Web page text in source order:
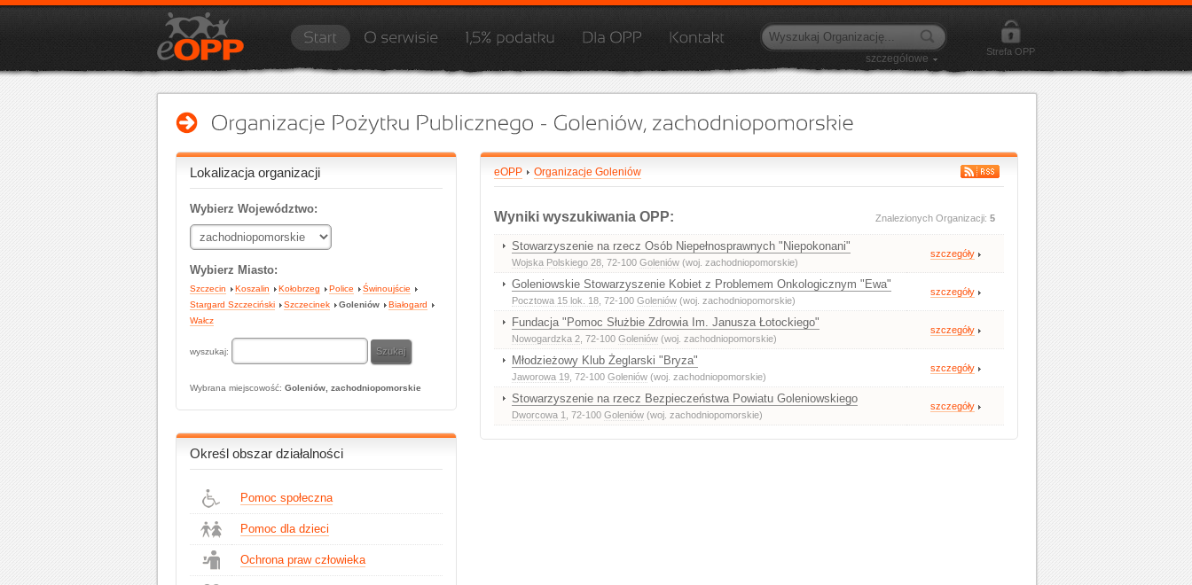
szczegółowe
Strefa OPP
Lokalizacja organizacji
Wybierz Województwo:
Wybierz Miasto:
Szczecin Koszalin Kołobrzeg Police
Świnoujście
Stargard Szczeciński
Szczecinek Goleniów
Białogard
Wałcz
wyszukaj:
Wybrana miejscowość: Goleniów, zachodniopomorskie
Określ obszar działalności
Pomoc społeczna
Pomoc dla dzieci
Ochrona praw człowieka
eOPP Organizacje Goleniów
Znalezionych Organizacji: 5
Wyniki wyszukiwania OPP:
Stowarzyszenie na rzecz Osób Niepełnosprawnych "Niepokonani"
Wojska Polskiego 28 , 72-100 Goleniów (woj. zachodniopomorskie)
szczegóły
Goleniowskie Stowarzyszenie Kobiet z Problemem Onkologicznym "Ewa"
Pocztowa 15 lok. 18 , 72-100 Goleniów (woj. zachodniopomorskie)
szczegóły
Fundacja "Pomoc Służbie Zdrowia Im. Janusza Łotockiego"
Nowogardzka 2 , 72-100 Goleniów (woj. zachodniopomorskie)
szczegóły
Młodzieżowy Klub Żeglarski "Bryza"
Jaworowa 19 , 72-100 Goleniów (woj. zachodniopomorskie)
szczegóły
Stowarzyszenie na rzecz Bezpieczeństwa Powiatu Goleniowskiego
Dworcowa 1 , 72-100 Goleniów (woj. zachodniopomorskie)
szczegóły